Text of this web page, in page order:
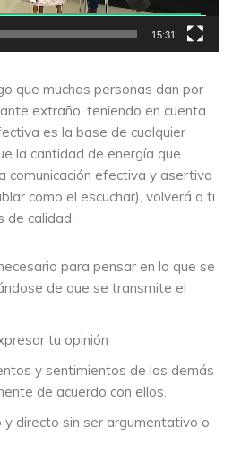
15:31
que muchas personas dan por
extraño, teniendo en cuenta
es la base de cualquier
la cantidad de energía que
comunicación efectiva y asertiva
como el escuchar), volverá a ti
de calidad.
para pensar en lo que se
de que se transmite el
tu opinión
y sentimientos de los demás
de acuerdo con ellos.
y directo sin ser argumentativo o